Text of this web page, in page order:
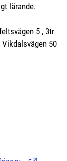
lärande.
5 , 3tr
50